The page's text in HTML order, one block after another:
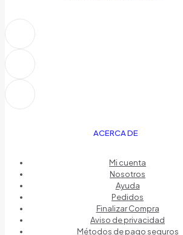
ACERCA DE
Mi cuenta
Nosotros
Ayuda
Pedidos
Finalizar Compra
Aviso de privacidad
Métodos de pago seguros